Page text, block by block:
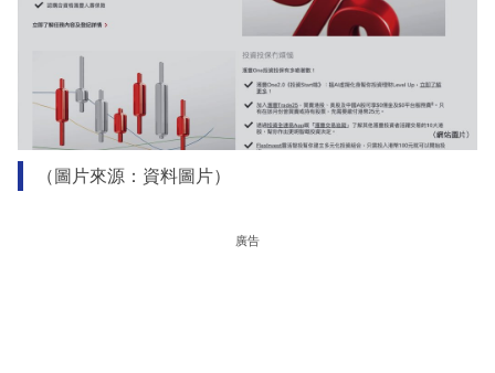
（圖片來源：資料圖片）
廣告